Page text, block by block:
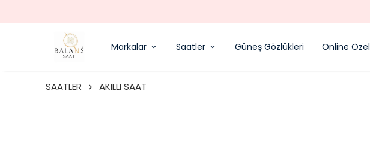
Markalar Saatler Güneş Gözlükleri Online Özel
SAATLER AKILLI SAAT